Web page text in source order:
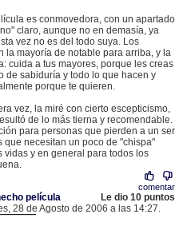
es conmovedora, con un apartado
claro, aunque no en demasía, ya
vez no es del todo suya. Los
la mayoría de notable para arriba, y la
cuida a tus mayores, porque les creas
de sabiduría y todo lo que hacen y
porque te quieren.
vez, la miré con cierto escepticismo,
de lo más tierna y recomendable.
para personas que pierden a un ser
que necesitan un poco de "chispa"
vidas y en general para todos los
comentar
película
Le dio 10 puntos
28 de Agosto de 2006 a las 14:27.